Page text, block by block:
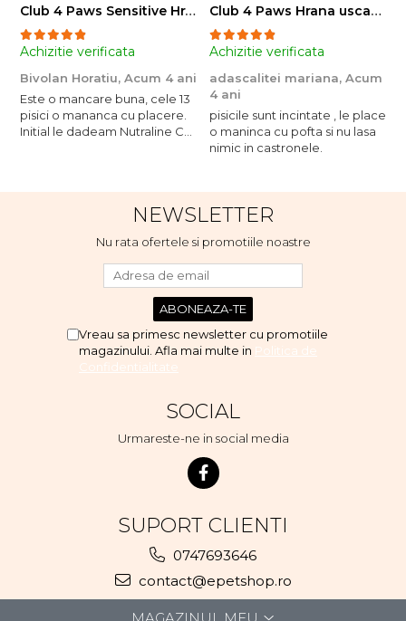
Club 4 Paws Sensitive Hrana uscata pisici adulte, 14kg
Achizitie verificata
Bivolan Horatiu, Acum 4 ani
Este o mancare buna, cele 13
pisici o mananca cu placere.
Initial le dadeam Nutraline Cat
evita, nu o mananca cu
placere. Eu sunt multumit si
Club 4 Paws Hrana uscata pisici sterilizate, 2kg
Achizitie verificata
adascalitei mariana, Acum
4 ani
pisicile sunt incintate , le place
o maninca cu pofta si nu lasa
nimic in castronele.
NEWSLETTER
Nu rata ofertele si promotiile noastre
Vreau sa primesc newsletter cu promotiile
magazinului. Afla mai multe in Politica de
Confidentialitate
SOCIAL
Urmareste-ne in social media
SUPORT CLIENTI
0747693646
contact@epetshop.ro